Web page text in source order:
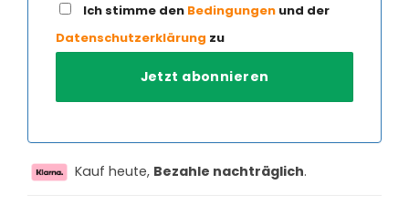
Ich stimme den Bedingungen und der
Datenschutzerklärung zu
Kauf heute, Bezahle nachträglich.